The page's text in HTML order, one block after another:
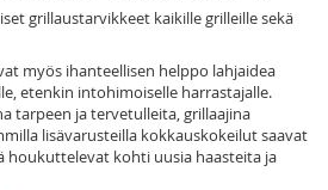
grillaustarvikkeet kaikille grilleille sekä
myös ihanteellisen helppo lahjaidea
etenkin intohimoiselle harrastajalle.
tarpeen ja tervetulleita, grillaajina
lisävarusteilla kokkauskokeilut saavat
houkuttelevat kohti uusia haasteita ja